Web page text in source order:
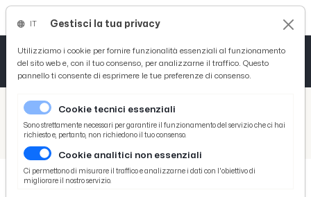
/ Picenotime
/ Monticelli Calcio
Monticelli-Recanatese 2-0: fenomenale Bracciatelli, la salvezza è ad un passo
Gestisci la tua privacy
Utilizziamo i cookie per fornire funzionalità essenziali al funzionamento
del sito web e, con il tuo consenso, per analizzarne il traffico. Questo
pannello ti consente di esprimere le tue preferenze di consenso.
Cookie tecnici essenziali
Sono strettamente necessari per garantire il funzionamento del servizio che ci hai
richiesto e, pertanto, non richiedono il tuo consenso.
Cookie analitici non essenziali
Ci permettono di misurare il traffico e analizzarne i dati con l'obiettivo di
migliorare il nostro servizio.
Tutto News
Tutto Sport
Basket
Ciclismo
Tutto Curiosità